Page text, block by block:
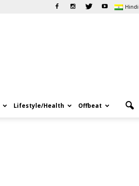
Hindi
Lifestyle/Health Offbeat